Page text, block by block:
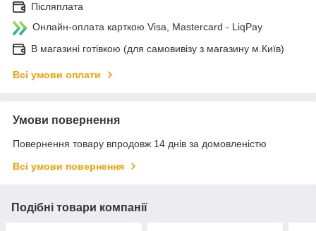
Післяплата
Онлайн-оплата карткою Visa, Mastercard - LiqPay
В магазині готівкою (для самовивізу з магазину м.Київ)
Всі умови оплати
Умови повернення
Повернення товару впродовж 14 днів за домовленістю
Всі умови повернення
Подібні товари компанії